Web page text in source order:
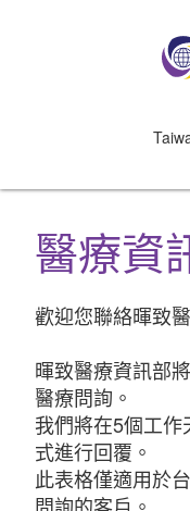
醫療資
歡迎您聯絡暉致
暉致醫療資訊部
醫療問詢。
我們將在5個工
式進行回覆。
此表格僅適用於